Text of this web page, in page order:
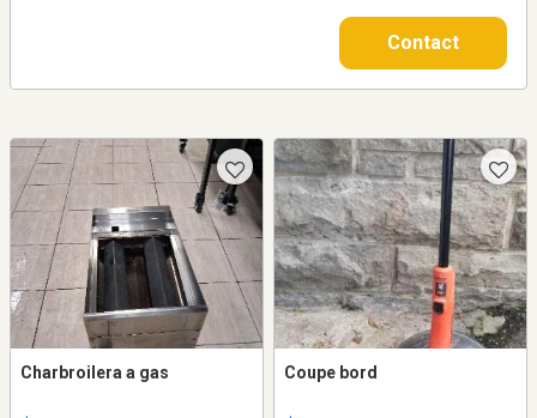
Contact
Charbroilera a gas Coupe bord